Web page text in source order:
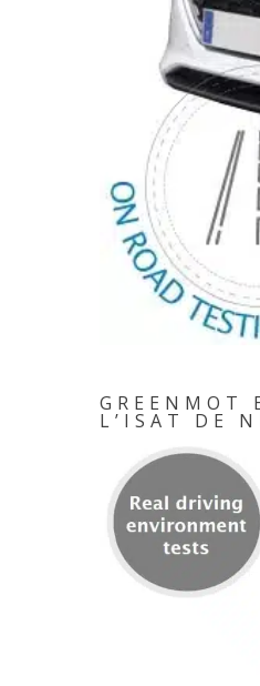
GREENMOT
L’ISAT DE